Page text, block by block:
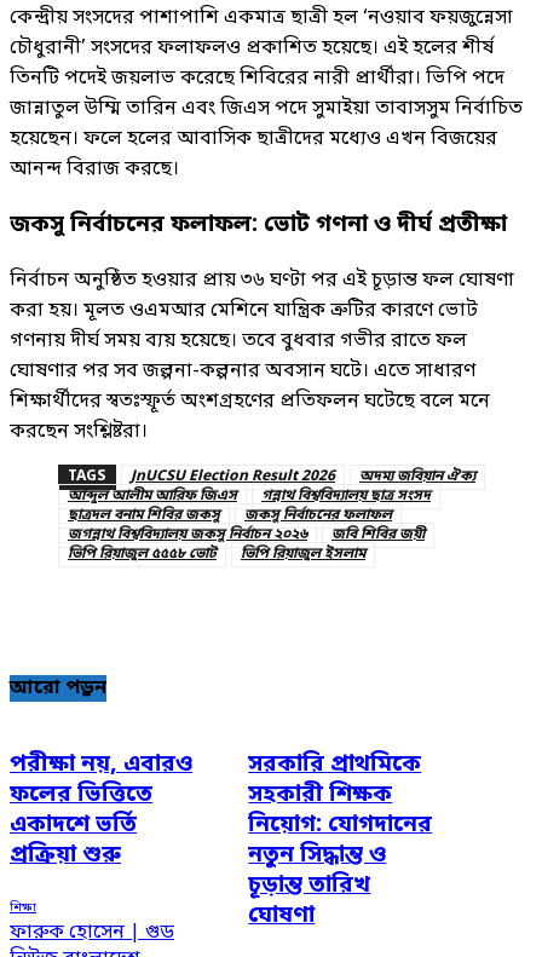
কেন্দ্রীয় সংসদের পাশাপাশি একমাত্র ছাত্রী হল ‘নওয়াব ফয়জুন্নেসা
চৌধুরানী’ সংসদের ফলাফলও প্রকাশিত হয়েছে। এই হলের শীর্ষ
তিনটি পদেই জয়লাভ করেছে শিবিরের নারী প্রার্থীরা। ভিপি পদে
জান্নাতুল উম্মি তারিন এবং জিএস পদে সুমাইয়া তাবাসসুম নির্বাচিত
হয়েছেন। ফলে হলের আবাসিক ছাত্রীদের মধ্যেও এখন বিজয়ের
আনন্দ বিরাজ করছে।
জকসু নির্বাচনের ফলাফল: ভোট গণনা ও দীর্ঘ প্রতীক্ষা
নির্বাচন অনুষ্ঠিত হওয়ার প্রায় ৩৬ ঘণ্টা পর এই চূড়ান্ত ফল ঘোষণা
করা হয়। মূলত ওএমআর মেশিনে যান্ত্রিক ত্রুটির কারণে ভোট
গণনায় দীর্ঘ সময় ব্যয় হয়েছে। তবে বুধবার গভীর রাতে ফল
ঘোষণার পর সব জল্পনা-কল্পনার অবসান ঘটে। এতে সাধারণ
শিক্ষার্থীদের স্বতঃস্ফূর্ত অংশগ্রহণের প্রতিফলন ঘটেছে বলে মনে
করছেন সংশ্লিষ্টরা।
TAGS JnUCSU Election Result 2026
অদম্য জবিয়ান ঐক্য
আব্দুল আলীম আরিফ জিএস
গন্নাথ বিশ্ববিদ্যালয় ছাত্র সংসদ
ছাত্রদল বনাম শিবির জকসু
জকসু নির্বাচনের ফলাফল
জগন্নাথ বিশ্ববিদ্যালয় জকসু নির্বাচন ২০২৬
জবি শিবির জয়ী
ভিপি রিয়াজুল ৫৫৫৮ ভোট
ভিপি রিয়াজুল ইসলাম
আরো পড়ুন
পরীক্ষা নয়, এবারও
ফলের ভিত্তিতে
একাদশে ভর্তি
প্রক্রিয়া শুরু
শিক্ষা
ফারুক হোসেন | গুড
সরকারি প্রাথমিকে
সহকারী শিক্ষক
নিয়োগ: যোগদানের
নতুন সিদ্ধান্ত ও
চূড়ান্ত তারিখ
ঘোষণা